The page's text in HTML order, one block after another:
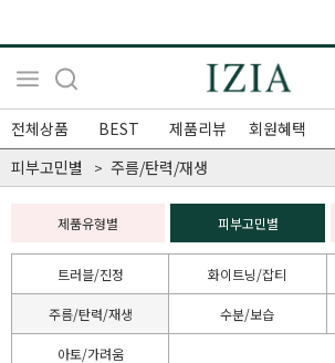
전체상품 BEST 제품리뷰 회원혜택
피부고민별
주름/탄력/재생
제품유형별 피부고민별
트러블/진정 화이트닝/잡티
주름/탄력/재생 수분/보습
아토/가려움